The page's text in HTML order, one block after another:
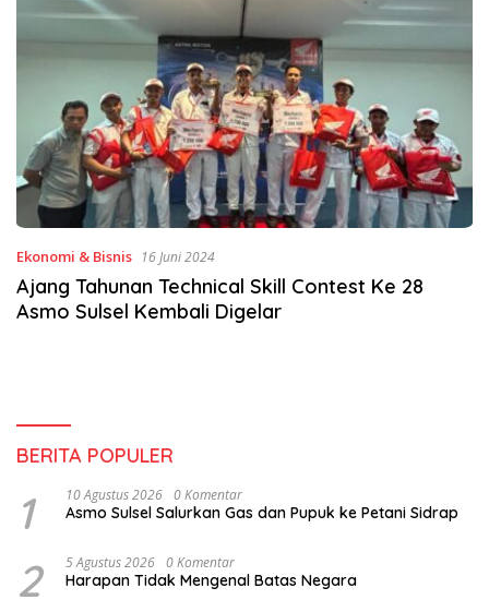
Ekonomi & Bisnis 16 Juni 2024
Ajang Tahunan Technical Skill Contest Ke 28
Asmo Sulsel Kembali Digelar
BERITA POPULER
1 10 Agustus 2026 0 Komentar
Asmo Sulsel Salurkan Gas dan Pupuk ke Petani Sidrap
2 5 Agustus 2026 0 Komentar
Harapan Tidak Mengenal Batas Negara